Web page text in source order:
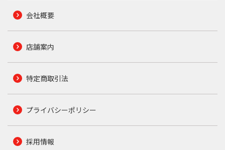
会社概要
店舗案内
特定商取引法
プライバシーポリシー
採用情報